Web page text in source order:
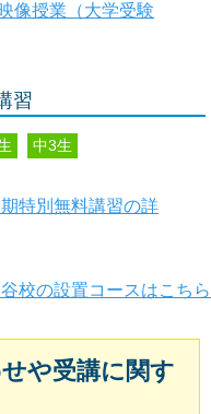
校の設置コースはこちら
像授業（大学受験
習
中3生
特別無料講習の詳
や受講に関す